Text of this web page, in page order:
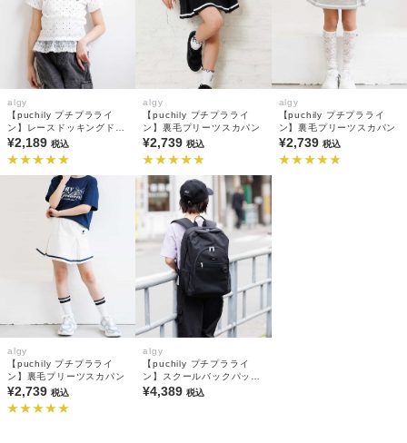
algy
【puchily プチプラライ
ン】レースドッキングドッ
トT
¥2,189 税込
algy
【puchily プチプラライ
ン】裏毛プリーツスカパン
¥2,739税込
algy
【puchily プチプラライ
ン】裏毛プリーツスカパン
¥2,739 税込
algy
【puchily プチプラライ
ン】裏毛プリーツスカパン
¥2,739 税込
algy
【puchily プチプラライ
ン】スクールバックパック
S
¥4,389税込